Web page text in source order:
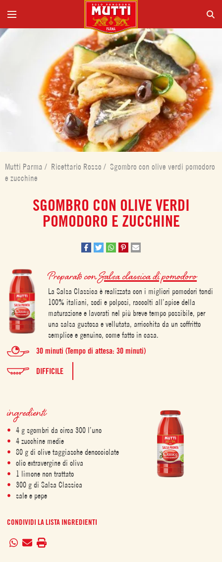
Mutti Parma / Ricettario Rosso / Sgombro con olive verdi pomodoro
e zucchine
SGOMBRO CON OLIVE VERDI
POMODORO E ZUCCHINE
Preparato conSalsa classica di pomodoro
La Salsa Classica è realizzata con i migliori pomodori tondi
100% italiani, sodi e polposi, raccolti all’apice della
maturazione e lavorati nel più breve tempo possibile, per
una salsa gustosa e vellutata, arricchita da un soffritto
semplice e genuino, come fatto in casa.
30 minuti (Tempo di attesa: 30 minuti)
DIFFICILE
ingredienti
4 g sgombri da circa 300 l’uno
4 zucchine medie
80 g di olive taggiasche denocciolate
olio extravergine di oliva
1 limone non trattato
300 g di Salsa Classica
sale e pepe
CONDIVIDI LA LISTA INGREDIENTI